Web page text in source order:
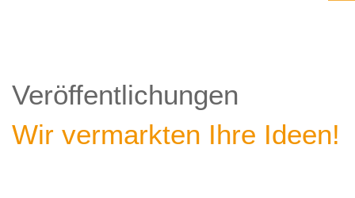
Veröffentlichungen
Wir vermarkten Ihre Ideen!